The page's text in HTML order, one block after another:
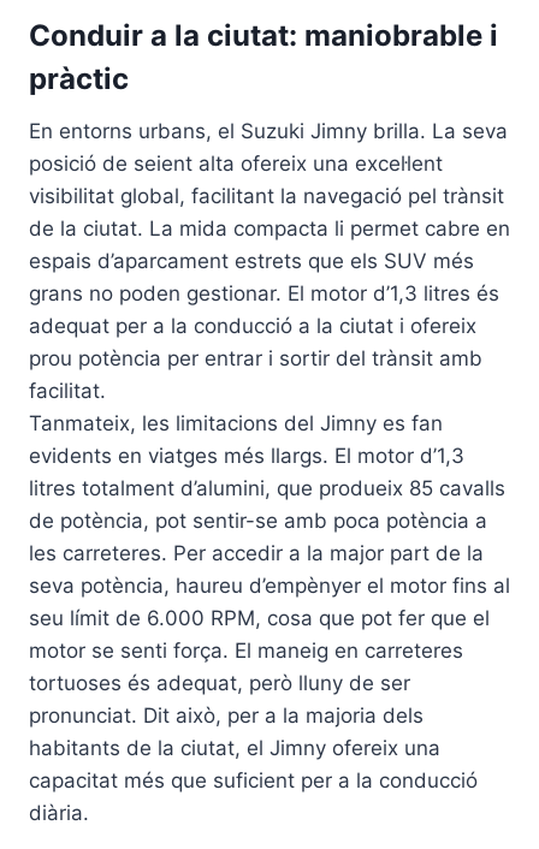
Conduir a la ciutat: maniobrable i
pràctic
En entorns urbans, el Suzuki Jimny brilla. La seva
posició de seient alta ofereix una excel·lent
visibilitat global, facilitant la navegació pel trànsit
de la ciutat. La mida compacta li permet cabre en
espais d’aparcament estrets que els SUV més
grans no poden gestionar. El motor d’1,3 litres és
adequat per a la conducció a la ciutat i ofereix
prou potència per entrar i sortir del trànsit amb
facilitat.
Tanmateix, les limitacions del Jimny es fan
evidents en viatges més llargs. El motor d’1,3
litres totalment d’alumini, que produeix 85 cavalls
de potència, pot sentir-se amb poca potència a
les carreteres. Per accedir a la major part de la
seva potència, haureu d’empènyer el motor fins al
seu límit de 6.000 RPM, cosa que pot fer que el
motor se senti força. El maneig en carreteres
tortuoses és adequat, però lluny de ser
pronunciat. Dit això, per a la majoria dels
habitants de la ciutat, el Jimny ofereix una
capacitat més que suficient per a la conducció
diària.